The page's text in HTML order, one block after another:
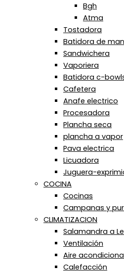
Bgh
Atma
Tostadora
Batidora de
Sandwichera
Vaporiera
Batidora c-
Cafetera
Anafe electrico
Procesadora
Plancha seca
plancha a vapor
Pava electrica
Licuadora
Juguera-
COCINA
Cocinas
Campanas y
CLIMATIZACION
Salamandra a
Ventilación
Aire
Calefacción